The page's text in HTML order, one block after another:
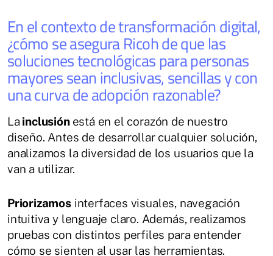
En el contexto de transformación digital,
¿cómo se asegura Ricoh de que las
soluciones tecnológicas para personas
mayores sean inclusivas, sencillas y con
una curva de adopción razonable?
La inclusión está en el corazón de nuestro
diseño. Antes de desarrollar cualquier solución,
analizamos la diversidad de los usuarios que la
van a utilizar.
Priorizamosinterfaces visuales, navegación
intuitiva y lenguaje claro. Además, realizamos
pruebas con distintos perfiles para entender
cómo se sienten al usar las herramientas.